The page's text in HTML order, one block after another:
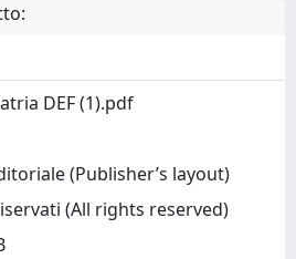
DEF (1).pdf
(Publisher’s layout)
(All rights reserved)